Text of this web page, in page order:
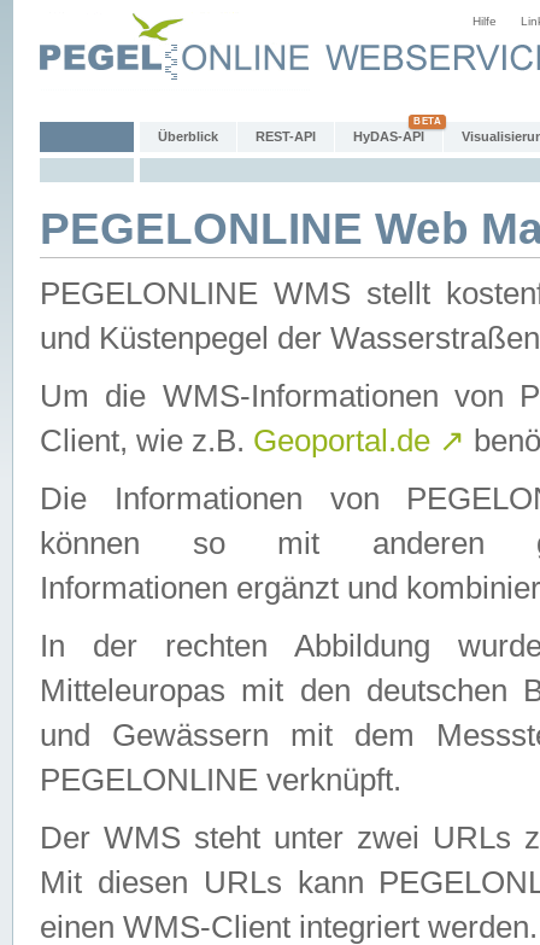
Hilfe
Überblick REST-API HyDAS-API
PEGELONLINE Web
PEGELONLINE WMS stellt
und Küstenpegel der
Um die WMS-Informationen von
Client, wie z.B. Geoportal.de ↗
Die Informationen von
können so mit anderen
Informationen ergänzt und
In der rechten Abbildung
Mitteleuropas mit den deutschen
und Gewässern mit dem
PEGELONLINE verknüpft.
Der WMS steht unter zwei URLs
Mit diesen URLs kann
einen WMS-Client integriert werden.